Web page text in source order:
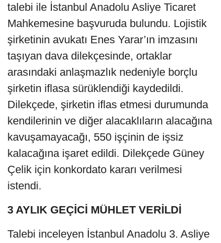
talebi ile İstanbul Anadolu Asliye Ticaret
Mahkemesine başvuruda bulundu. Lojistik
şirketinin avukatı Enes Yarar’ın imzasını
taşıyan dava dilekçesinde, ortaklar
arasındaki anlaşmazlık nedeniyle borçlu
şirketin iflasa sürüklendiği kaydedildi.
Dilekçede, şirketin iflas etmesi durumunda
kendilerinin ve diğer alacaklıların alacağına
kavuşamayacağı, 550 işçinin de işsiz
kalacağına işaret edildi. Dilekçede Güney
Çelik için konkordato kararı verilmesi
istendi.
3 AYLIK GEÇİCİ MÜHLET VERİLDİ
Talebi inceleyen İstanbul Anadolu 3. Asliye